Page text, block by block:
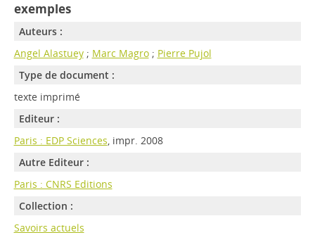
exemples
Auteurs :
Angel Alastuey; Marc Magro; Pierre Pujol
Type de document :
texte imprimé
Editeur :
Paris : EDP Sciences, impr. 2008
Autre Editeur :
Paris : CNRS Editions
Collection :
Savoirs actuels